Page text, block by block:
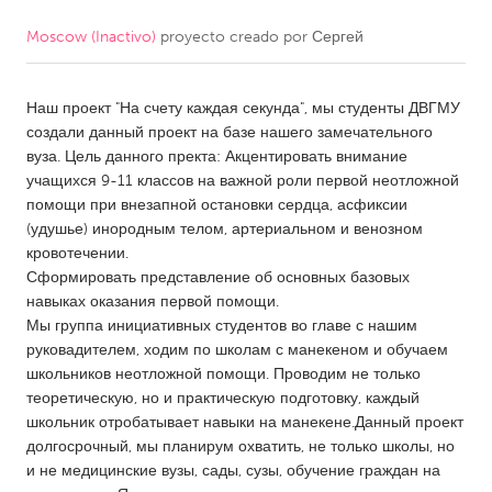
CANADA
Kitchener-Waterloo
New Glasgow
Newmarket
Ottawa
South Shore
Toronto
MALAYSIA
Kuala Lumpur
NETHERLANDS
Utrecht
Moscow (Inactivo) proyecto creado por Сергей
Наш проект "На счету каждая секунда", мы студенты ДВГМУ
создали данный проект на базе нашего замечательного
вуза. Цель данного пректа: Акцентировать внимание
учащихся 9-11 классов на важной роли первой неотложной
помощи при внезапной остановки сердца, асфиксии
(удушье) инородным телом, артериальном и венозном
кровотечении.
Сформировать представление об основных базовых
навыках оказания первой помощи.
Мы группа инициативных студентов во главе с нашим
руковадителем, ходим по школам с манекеном и обучаем
школьников неотложной помощи. Проводим не только
теоретическую, но и практическую подготовку, каждый
школьник отробатывает навыки на манекене.Данный проект
долгосрочный, мы планирум охватить, не только школы, но
и не медицинские вузы, сады, сузы, обучение граждан на